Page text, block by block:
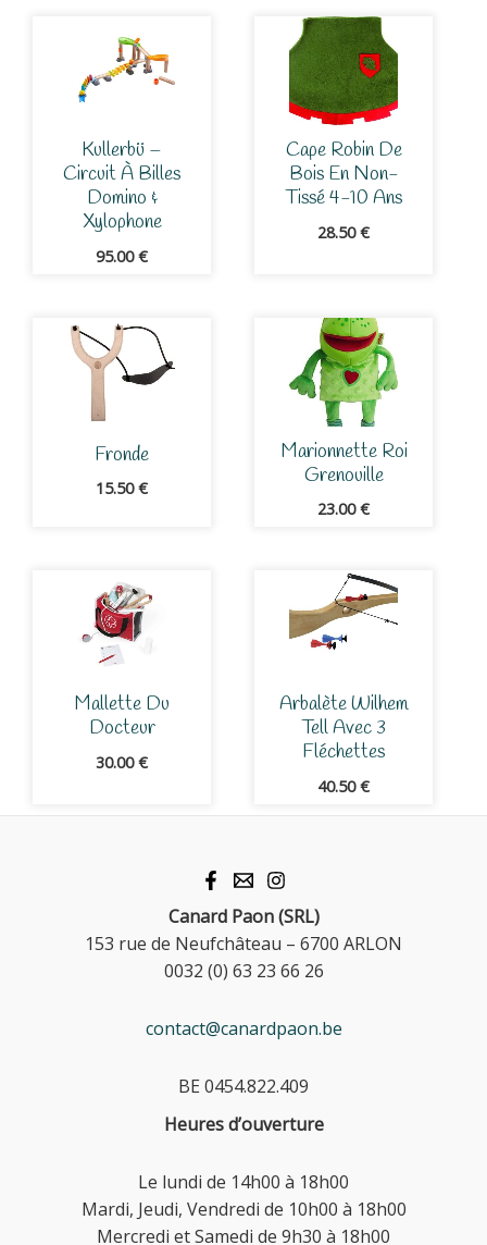
Kullerbü –
Circuit À Billes
Domino &
Xylophone
95.00€
Cape Robin De
Bois En Non-
Tissé 4-10 Ans
28.50€
Fronde
15.50€
Marionnette Roi
Grenouille
23.00€
Mallette Du
Docteur
30.00€
Arbalète Wilhem
Tell Avec 3
Fléchettes
40.50€
Canard Paon (SRL)
153 rue de Neufchâteau – 6700 ARLON
0032 (0) 63 23 66 26
contact@canardpaon.be
BE 0454.822.409
Heures d’ouverture
Le lundi de 14h00 à 18h00
Mardi, Jeudi, Vendredi de 10h00 à 18h00
Mercredi et Samedi de 9h30 à 18h00